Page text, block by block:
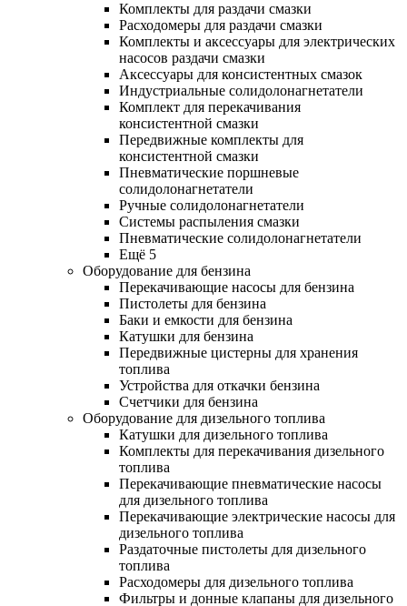
Комплекты для раздачи смазки
Расходомеры для раздачи смазки
Комплекты и аксессуары для электрических
насосов раздачи смазки
Аксессуары для консистентных смазок
Индустриальные солидолонагнетатели
Комплект для перекачивания
консистентной смазки
Передвижные комплекты для
консистентной смазки
Пневматические поршневые
солидолонагнетатели
Ручные солидолонагнетатели
Системы распыления смазки
Пневматические солидолонагнетатели
Ещё 5
Оборудование для бензина
Перекачивающие насосы для бензина
Пистолеты для бензина
Баки и емкости для бензина
Катушки для бензина
Передвижные цистерны для хранения
топлива
Устройства для откачки бензина
Счетчики для бензина
Оборудование для дизельного топлива
Катушки для дизельного топлива
Комплекты для перекачивания дизельного
топлива
Перекачивающие пневматические насосы
для дизельного топлива
Перекачивающие электрические насосы для
дизельного топлива
Раздаточные пистолеты для дизельного
топлива
Расходомеры для дизельного топлива
Фильтры и донные клапаны для дизельного